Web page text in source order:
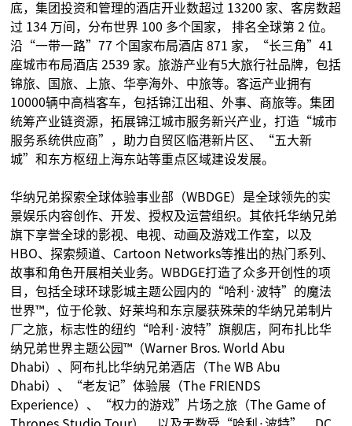
底，集团投资和管理的酒店开业数超过 13200 家、客房数超
过 134 万间，分布世界 100 多个国家， 排名全球第 2 位。
沿“一带一路”77 个国家布局酒店 871 家，“长三角”41
座城市布局酒店 2539 家。旅游产业有5大旅行社品牌，包括
锦旅、国旅、上旅、华亭海外、中旅等。客运产业拥有
10000辆中高档客车，包括锦江出租、外事、商旅等。集团
统筹产业链资源，拓展锦江城市服务新兴产业，打造“城市
服务系统供应商”，助力自贸区临港新片区、“五大新
城”和东方枢纽上海东站等重点区域建设发展。
华纳兄弟探索全球体验事业部（WBDGE）是全球领先的实
景娱乐内容创作、开发、授权及运营组织。其依托华纳兄弟
旗下享誉全球的影视、电视、动画及游戏工作室，以及
HBO、探索频道、Cartoon Networks等推出的热门系列、
故事和角色开展相关业务。WBDGE打造了众多开创性的项
目，包括全球环球影城主题公园内的“哈利·波特”的魔法
世界™，位于伦敦、好莱坞和东京屡获殊荣的华纳兄弟制片
厂之旅，标志性的纽约“哈利·波特”旗舰店，阿布扎比华
纳兄弟世界主题公园™（Warner Bros. World Abu
Dhabi）、阿布扎比华纳兄弟酒店（The WB Abu
Dhabi）、“老友记”体验展（The FRIENDS
Experience）、“权力的游戏”片场之旅（The Game of
Thrones Studio Tour）、以及无数受“哈利·波特”、DC